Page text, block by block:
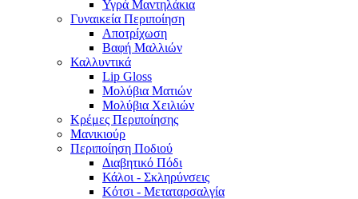
Υγρά Μαντηλάκια
Γυναικεία Περιποίηση
Αποτρίχωση
Βαφή Μαλλιών
Καλλυντικά
Lip Gloss
Μολύβια Ματιών
Μολύβια Χειλιών
Κρέμες Περιποίησης
Μανικιούρ
Περιποίηση Ποδιού
Διαβητικό Πόδι
Κάλοι - Σκληρύνσεις
Κότσι - Μεταταρσαλγία